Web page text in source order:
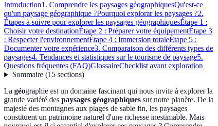
Introduction1. Comprendre les paysages géographiquesQu'est-ce
qu'un paysage géographique ?Pourquoi explorar les paysages ?2.
Étapes à suivre pour explorer les paysages géographiquesÉtape 1 :
Choisir votre destinationÉtape 2 : Préparer votre équipementÉtape 3
: Respecter l'environnementÉtape 4 : Immersion totaleÉtape 5 :
Documenter votre expérience3. Comparaison des différents types de
paysages4. Tendances et statistiques sur le tourisme de paysage5.
Questions fréquentes (FAQ)GlossaireChecklist avant exploration
Sommaire(15 sections)
La géographie est un domaine fascinant qui nous invite à explorer la
grande variété des paysages géographiques sur notre planète. De la
majesté des montagnes aux plages de sable fin, les paysages
constituent un patrimoine naturel d'une richesse inestimable. Mais